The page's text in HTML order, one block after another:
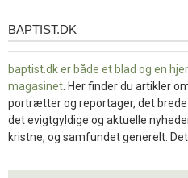
baptist.dk
BAPTIST.DK
baptist.dk er både et blad og en
magasinet . Her finder du artikler
portrætter og reportager, det brede
det evigtgyldige og aktuelle
kristne, og samfundet generelt.